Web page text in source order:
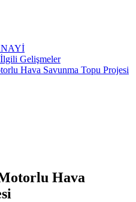
Gelişmeler
Hava Savunma Topu Projesi
Hava